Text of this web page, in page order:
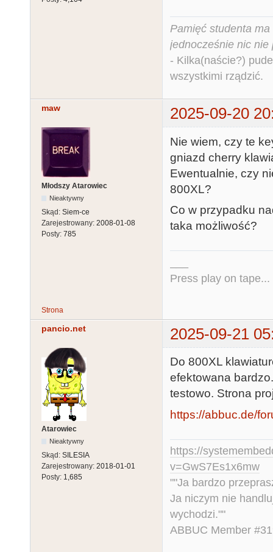
Pamięć studenta
jednocześnie nic nie
- Kilka(naście?)
wszystkimi rządzić.
maw 2025-09-20
Młodszy Atarowiec
Nieaktywny
Skąd: Siem-ce
Zarejestrowany: 2008-01-08
Posty: 785
Nie wiem, czy te
gniazd cherry
Ewentualnie, czy
800XL?
Co w przypadku
taka możliwość?
Press play on tape...
Strona
pancio.net 2025-09-21
Atarowiec
Nieaktywny
Skąd: SILESIA
Zarejestrowany: 2018-01-01
Posty: 1,685
Do 800XL
efektowana
testowo. Strona
https://abbuc.de/
https://
v=GwS7Es1x6mw
""Ja bardzo
Ja niczym nie
wychodzi.""
ABBUC Member